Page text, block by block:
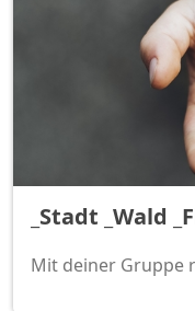
_Stadt _Wald
Mit deiner Gruppe